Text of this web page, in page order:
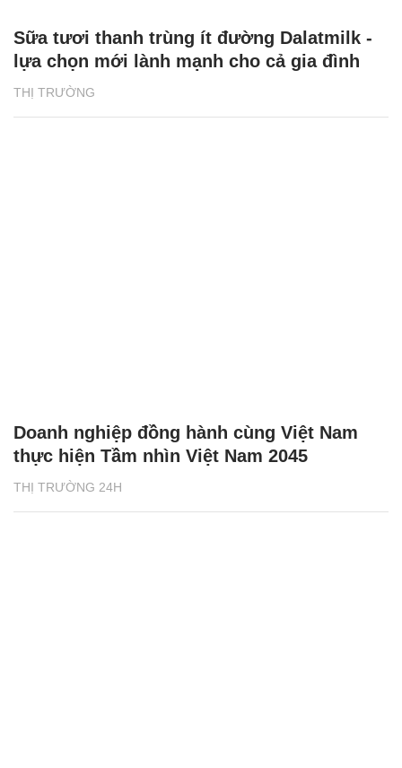
THỊ TRƯỜNG
Sữa tươi thanh trùng ít đường Dalatmilk -
lựa chọn mới lành mạnh cho cả gia đình
THỊ TRƯỜNG 24H
Doanh nghiệp đồng hành cùng Việt Nam
thực hiện Tầm nhìn Việt Nam 2045